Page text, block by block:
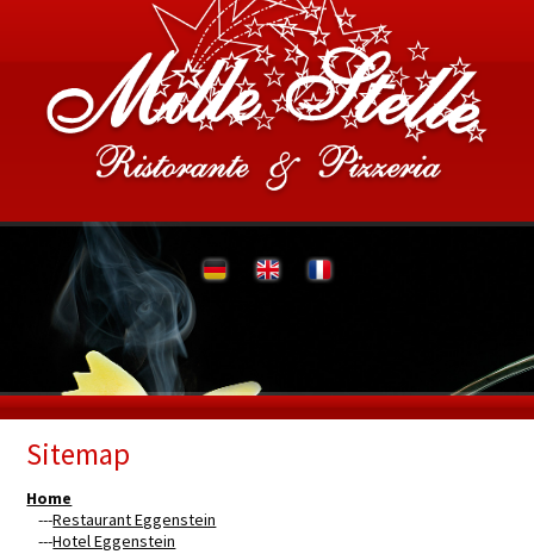
Sitemap
Home
---Restaurant Eggenstein
---Hotel Eggenstein